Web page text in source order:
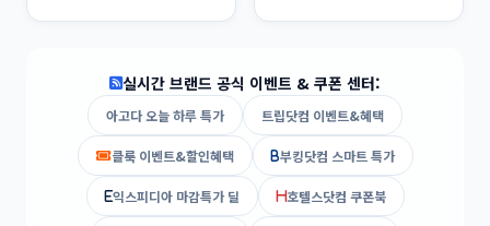
실시간 브랜드 공식 이벤트 & 쿠폰 센터:
아고다 오늘 하루 특가 트립닷컴 이벤트&혜택
클룩 이벤트&할인혜택 부킹닷컴 스마트 특가
익스피디아 마감특가 딜 호텔스닷컴 쿠폰북